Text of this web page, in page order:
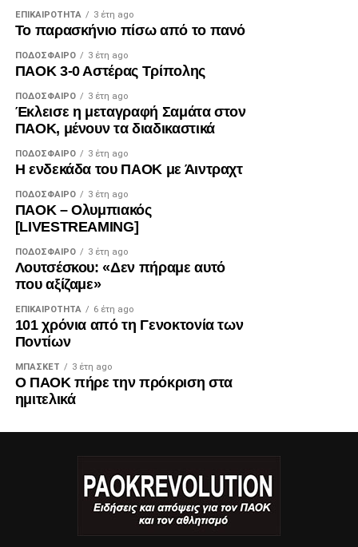
ΕΠΙΚΑΙΡΌΤΗΤΑ 3 έτη ago
Το παρασκήνιο πίσω από το πανό
ΠΟΔΌΣΦΑΙΡΟ 3 έτη ago
ΠΑΟΚ 3-0 Αστέρας Τρίπολης
ΠΟΔΌΣΦΑΙΡΟ 3 έτη ago
Έκλεισε η μεταγραφή Σαμάτα στον
ΠΑΟΚ, μένουν τα διαδικαστικά
ΠΟΔΌΣΦΑΙΡΟ 3 έτη ago
Η ενδεκάδα του ΠΑΟΚ με Άιντραχτ
ΠΟΔΌΣΦΑΙΡΟ 3 έτη ago
ΠΑΟΚ – Ολυμπιακός
[LIVESTREAMING]
ΠΟΔΌΣΦΑΙΡΟ 3 έτη ago
Λουτσέσκου: «Δεν πήραμε αυτό
που αξίζαμε»
ΕΠΙΚΑΙΡΌΤΗΤΑ 6 έτη ago
101 χρόνια από τη Γενοκτονία των
Ποντίων
ΜΠΆΣΚΕΤ 3 έτη ago
Ο ΠΑΟΚ πήρε την πρόκριση στα
ημιτελικά